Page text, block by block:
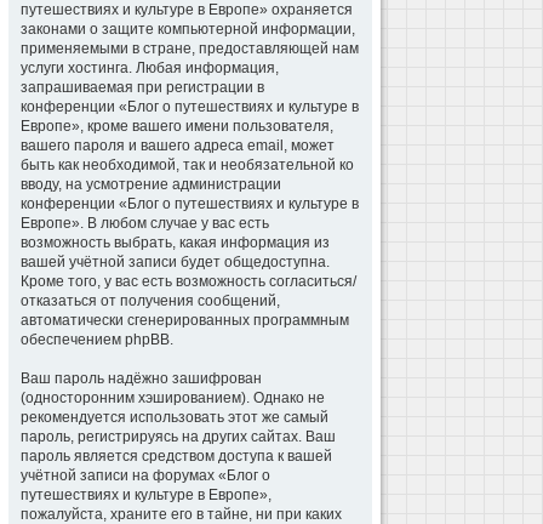
путешествиях и культуре в Европе» охраняется
законами о защите компьютерной информации,
применяемыми в стране, предоставляющей нам
услуги хостинга. Любая информация,
запрашиваемая при регистрации в
конференции «Блог о путешествиях и культуре в
Европе», кроме вашего имени пользователя,
вашего пароля и вашего адреса email, может
быть как необходимой, так и необязательной ко
вводу, на усмотрение администрации
конференции «Блог о путешествиях и культуре в
Европе». В любом случае у вас есть
возможность выбрать, какая информация из
вашей учётной записи будет общедоступна.
Кроме того, у вас есть возможность согласиться/
отказаться от получения сообщений,
автоматически сгенерированных программным
обеспечением phpBB.
Ваш пароль надёжно зашифрован
(односторонним хэшированием). Однако не
рекомендуется использовать этот же самый
пароль, регистрируясь на других сайтах. Ваш
пароль является средством доступа к вашей
учётной записи на форумах «Блог о
путешествиях и культуре в Европе»,
пожалуйста, храните его в тайне, ни при каких